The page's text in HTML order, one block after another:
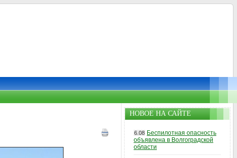
НОВОЕ НА САЙТЕ
6.08 Беспилотная опасность
объявлена в Волгоградской
области